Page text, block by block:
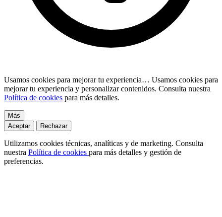
Usamos cookies para mejorar tu experiencia… Usamos cookies para
mejorar tu experiencia y personalizar contenidos. Consulta nuestra
Política de cookies para más detalles.
Más
Aceptar
Rechazar
Utilizamos cookies técnicas, analíticas y de marketing. Consulta
nuestra Política de cookies para más detalles y gestión de
preferencias.